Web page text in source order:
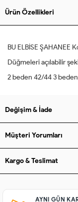
Ürün Özellikleri
BU ELBİSE ŞAHANEE
Düğmeleri açılabilir
2 beden 42/44 3
Değişim & İade
Müşteri Yorumları
Kargo & Teslimat
AYNI GÜN